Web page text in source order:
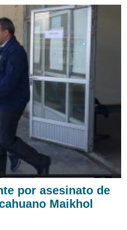
por asesinato de
Maikhol